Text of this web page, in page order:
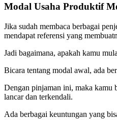
Modal Usaha Produktif
Jika sudah membaca berbagai
mendapat referensi yang
Jadi bagaimana, apakah kamu
Bicara tentang modal awal, ada
Dengan pinjaman ini, maka kamu
lancar dan terkendali.
Ada berbagai keuntungan yang